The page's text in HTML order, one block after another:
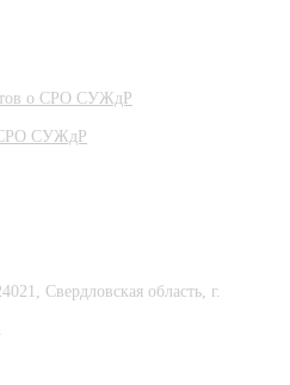
о СРО СУЖдР
СРО СУЖдР
Свердловская область, г.